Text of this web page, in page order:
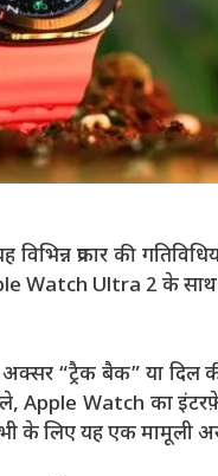
प्रकार की
Watch Ultra 2 के
“ट्रैक बैक” या दिल
Apple Watch का
के लिए यह एक मामूली